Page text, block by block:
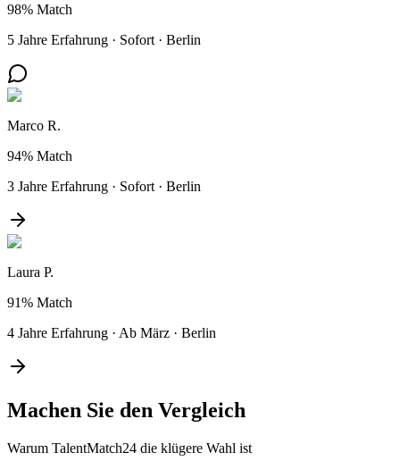
98% Match
5 Jahre Erfahrung · Sofort · Berlin
Marco R.
94% Match
3 Jahre Erfahrung · Sofort · Berlin
Laura P.
91% Match
4 Jahre Erfahrung · Ab März · Berlin
Machen Sie den Vergleich
Warum TalentMatch24 die klügere Wahl ist